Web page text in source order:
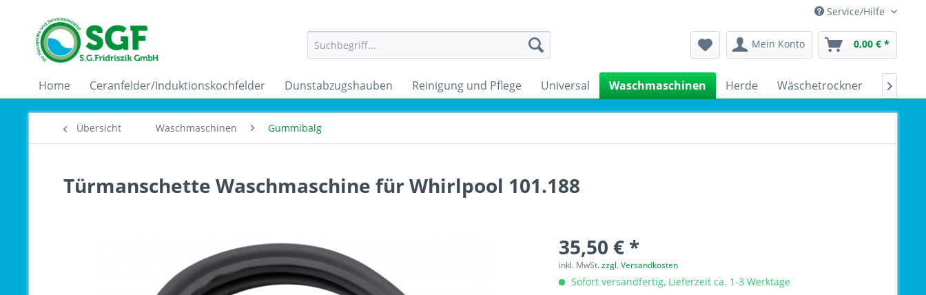
Service/Hilfe
Mein Konto 0,00 € *
Home Ceranfelder/Induktionskochfelder Dunstabzugshauben Reinigung und Pflege Universal Waschmaschinen Herde Wäschetrockner 
Übersicht Waschmaschinen Gummibalg
Türmanschette Waschmaschine für Whirlpool 101.188
35,50 € *
inkl. MwSt.zzgl. Versandkosten
Sofort versandfertig, Lieferzeit ca. 1-3 Werktage